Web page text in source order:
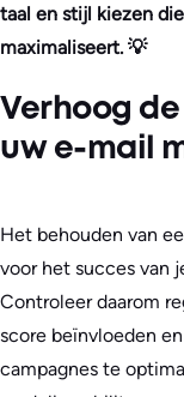
taal en stijl kiezen
maximaliseert. 💡
Verhoog
uw e-mail
Het behouden van
voor het succes van
Controleer daarom
score beïnvloeden
campagnes te